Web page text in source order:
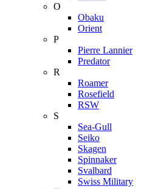
O
Obaku
Orient
P
Pierre Lannier
Predator
R
Roamer
Rosefield
RSW
S
Sea-Gull
Seiko
Skagen
Spinnaker
Svalbard
Swiss Military